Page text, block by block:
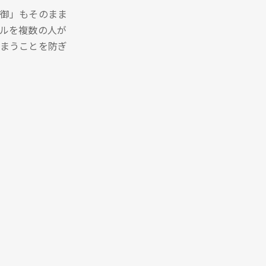
」もそのまま
を複数の人が
うことを防ぎ